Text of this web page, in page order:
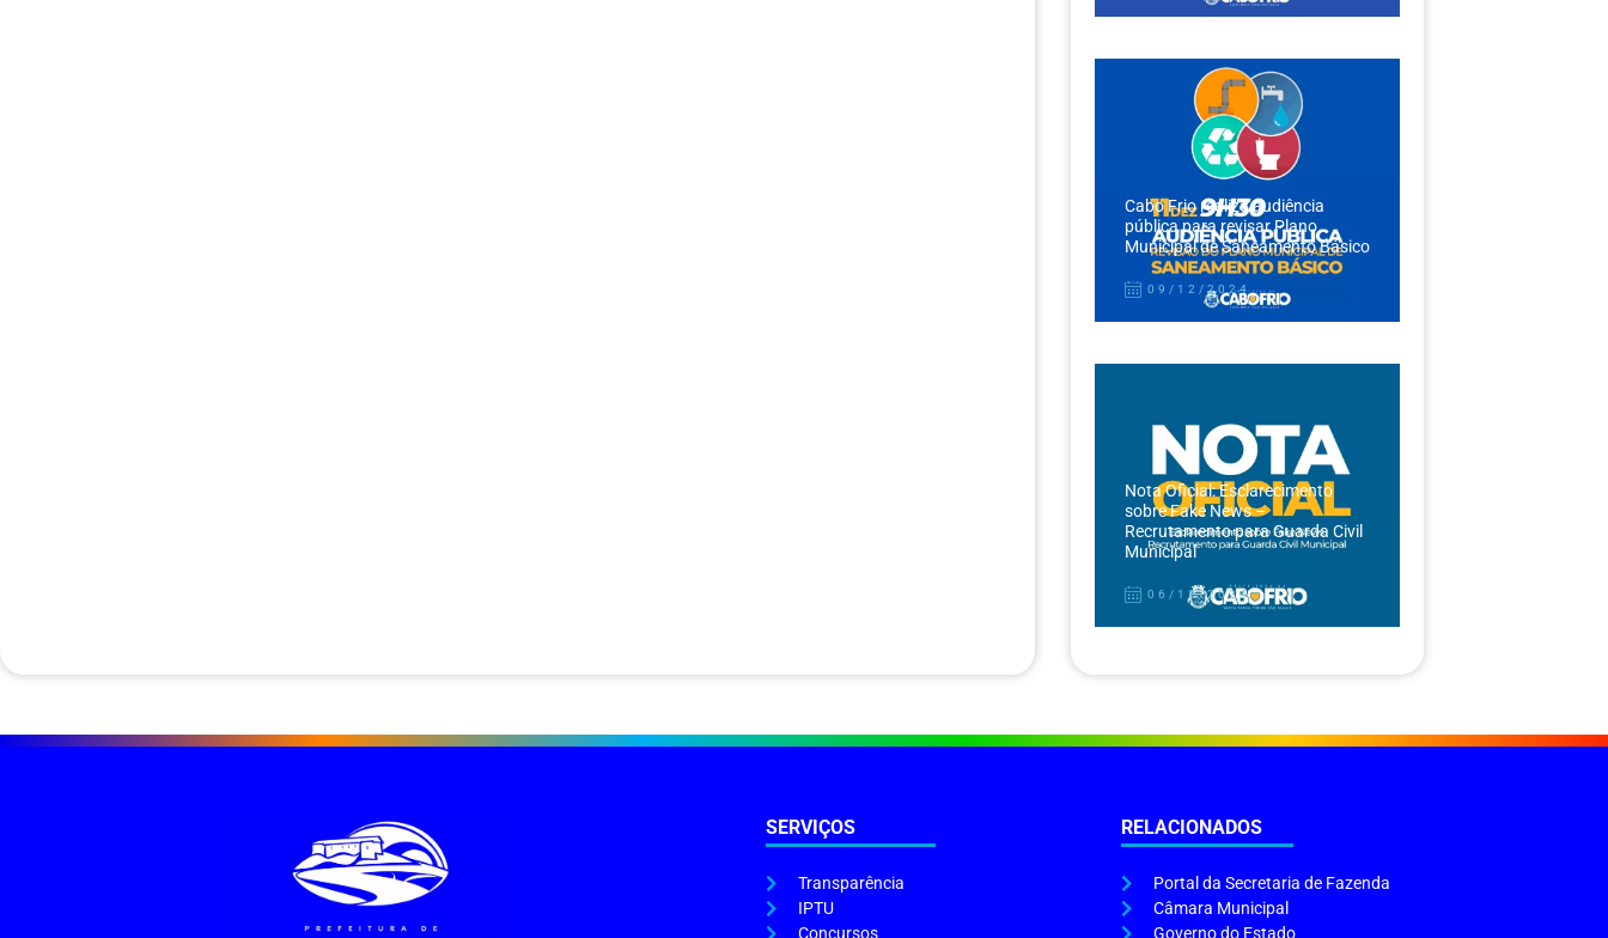
Cabo Frio realiza audiência
pública para revisar Plano
Municipal de Saneamento Básico
09/12/2024
Nota Oficial: Esclarecimento
sobre Fake News –
Recrutamento para Guarda Civil
Municipal
06/12/2024
SERVIÇOS
Transparência
IPTU
Concursos
RELACIONADOS
Portal da Secretaria de Fazenda
Câmara Municipal
Governo do Estado